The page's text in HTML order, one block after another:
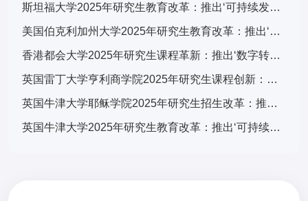
斯坦福大学2025年研究生教育改革：推出‘可持续发展与科技融合’跨学科计划，引发全球关注
美国伯克利加州大学2025年研究生教育改革：推出‘可持续发展与科技融合’交叉培养计划，引发学术界广泛关注
香港都会大学2025年研究生课程革新：推出‘数字转型与可持续发展’跨学科计划，引发广泛关注
英国雷丁大学亨利商学院2025年研究生课程创新：推出‘可持续金融与ESG’专项计划，引领商科教育新趋势
英国牛津大学耶稣学院2025年研究生招生改革：推出‘全球挑战’跨学科项目，引发国际教育界关注
英国牛津大学2025年研究生教育改革：推出‘可持续发展与全球挑战’交叉学科计划，引发国际教育界关注